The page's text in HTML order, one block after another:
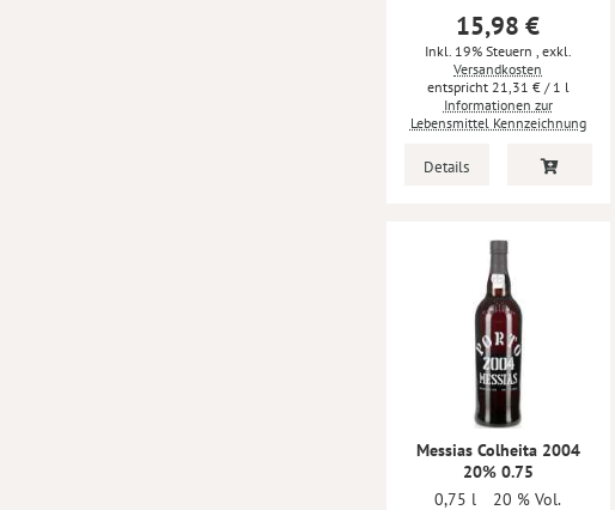
15,98 €
Inkl. 19% Steuern , exkl.
Versandkosten
21,31 €/ 1 l
Informationen zur
Lebensmittel Kennzeichnung
Details
Messias Colheita 2004
20% 0.75
0,75 l
20 % Vol.